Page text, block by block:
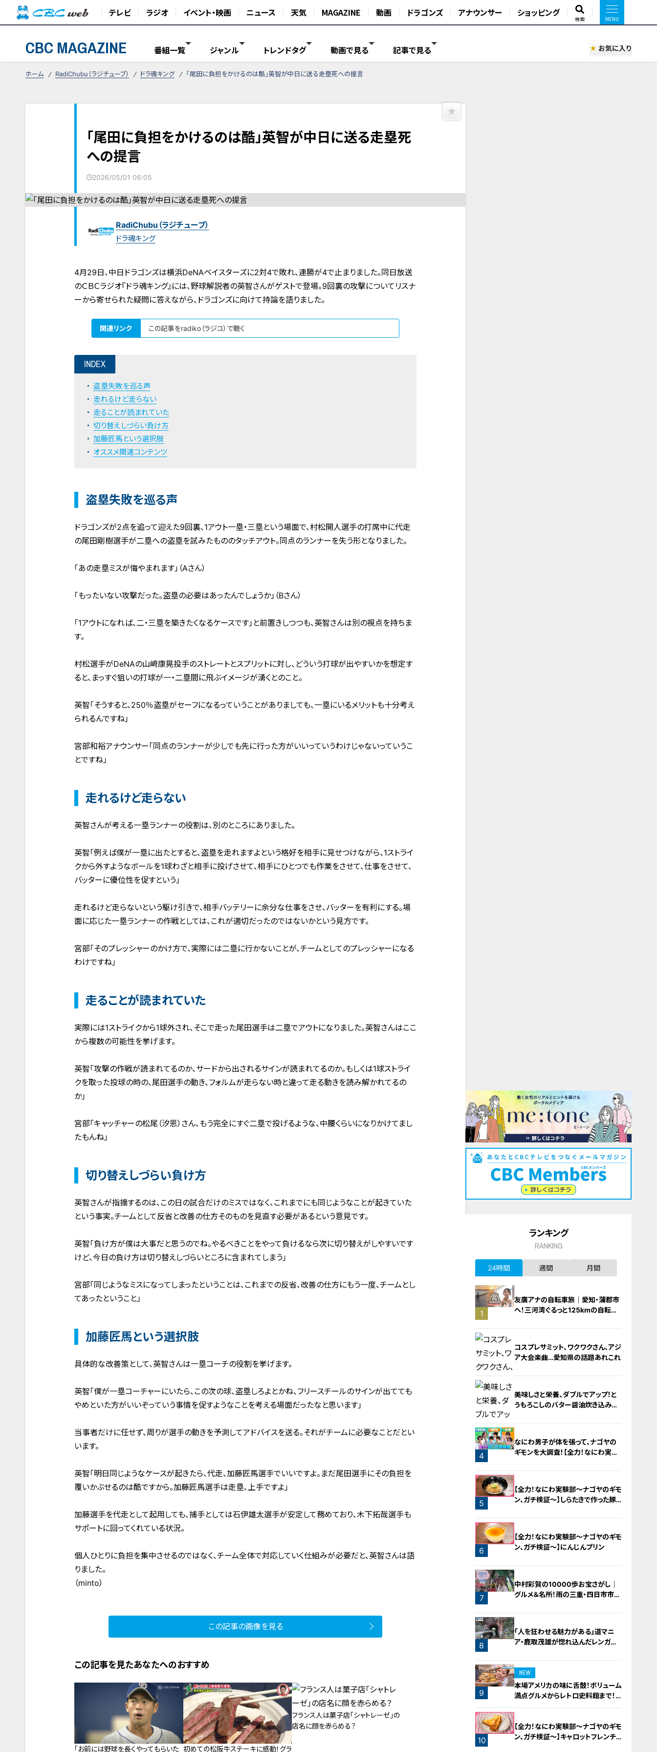
テレビ ラジオ イベント・映画 ニュース 天気 MAGAZINE 動画 ドラゴンズ アナウンサー ショッピング
検索
CBC MAGAZINE 番組一覧 ジャンル トレンドタグ 動画で見る 記事で見る お気に入り
ホーム RadiChubu（ラジチューブ） ドラ魂キング 「尾田に負担をかけるのは酷」英智が中日に送る走塁死への提言
「尾田に負担をかけるのは酷」英智が中日に送る走塁死
への提言
2026/05/01 06:05
RadiChubu（ラジチューブ）
ドラ魂キング
4月29日、中日ドラゴンズは横浜DeNAベイスターズに2対4で敗れ、連勝が4で止まりました。同日放送
のＣＢＣラジオ『ドラ魂キング』には、野球解説者の英智さんがゲストで登場。9回裏の攻撃についてリスナ
ーから寄せられた疑問に答えながら、ドラゴンズに向けて持論を語りました。
関連リンク この記事をradiko（ラジコ）で聴く
INDEX
盗塁失敗を巡る声
走れるけど走らない
走ることが読まれていた
切り替えしづらい負け方
加藤匠馬という選択肢
オススメ関連コンテンツ
盗塁失敗を巡る声
ドラゴンズが2点を追って迎えた9回裏、1アウト一塁・三塁という場面で、村松開人選手の打席中に代走
の尾田剛樹選手が二塁への盗塁を試みたもののタッチアウト。同点のランナーを失う形となりました。
「あの走塁ミスが悔やまれます」（Aさん）
「もったいない攻撃だった。盗塁の必要はあったんでしょうか」（Bさん）
「1アウトになれば、二・三塁を築きたくなるケースです」と前置きしつつも、英智さんは別の視点を持ちま
す。
村松選手がDeNAの山﨑康晃投手のストレートとスプリットに対し、どういう打球が出やすいかを想定す
ると、まっすぐ狙いの打球が一・二塁間に飛ぶイメージが湧くとのこと。
英智「そうすると、250％盗塁がセーフになるっていうことがありましても、一塁にいるメリットも十分考え
られるんですね」
宮部和裕アナウンサー「同点のランナーが少しでも先に行った方がいいっていうわけじゃないっていうこ
とですね」
走れるけど走らない
英智さんが考える一塁ランナーの役割は、別のところにありました。
英智「例えば僕が一塁に出たとすると、盗塁を走れますよという格好を相手に見せつけながら、1ストライ
クから外すようなボールを1球わざと相手に投げさせて、相手にひとつでも作業をさせて、仕事をさせて、
バッターに優位性を促すという」
走れるけど走らないという駆け引きで、相手バッテリーに余分な仕事をさせ、バッターを有利にする。場
面に応じた一塁ランナーの作戦としては、これが適切だったのではないかという見方です。
宮部「そのプレッシャーのかけ方で、実際には二塁に行かないことが、チームとしてのプレッシャーになる
わけですね」
走ることが読まれていた
実際には1ストライクから1球外され、そこで走った尾田選手は二塁でアウトになりました。英智さんはここ
から複数の可能性を挙げます。
英智「攻撃の作戦が読まれてるのか、サードから出されるサインが読まれてるのか。もしくは1球ストライ
クを取った投球の時の、尾田選手の動き、フォルムが走らない時と違って走る動きを読み解かれてるの
か」
宮部「キャッチャーの松尾（汐恩）さん、もう完全にすぐ二塁で投げるような、中腰くらいになりかけてまし
たもんね」
切り替えしづらい負け方
英智さんが指摘するのは、この日の試合だけのミスではなく、これまでにも同じようなことが起きていた
という事実。チームとして反省と改善の仕方そのものを見直す必要があるという意見です。
英智「負け方が僕は大事だと思うのでね。やるべきことをやって負けるなら次に切り替えがしやすいです
けど、今日の負け方は切り替えしづらいところに含まれてしまう」
宮部「同じようなミスになってしまったということは、これまでの反省、改善の仕方にもう一度、チームとし
てあったということ」
加藤匠馬という選択肢
具体的な改善策として、英智さんは一塁コーチの役割を挙げます。
英智「僕が一塁コーチャーにいたら、この次の球、盗塁しろよとかね、フリースチールのサインが出てても
やめといた方がいいぞっていう事情を促すようなことを考える場面だったなと思います」
当事者だけに任せず、周りが選手の動きを予測してアドバイスを送る。それがチームに必要なことだとい
います。
英智「明日同じようなケースが起きたら、代走、加藤匠馬選手でいいですよ。まだ尾田選手にその負担を
覆いかぶせるのは酷ですから。加藤匠馬選手は走塁、上手ですよ」
加藤選手を代走として起用しても、捕手としては石伊雄太選手が安定して務めており、木下拓哉選手も
サポートに回ってくれている状況。
個人ひとりに負担を集中させるのではなく、チーム全体で対応していく仕組みが必要だと、英智さんは語
りました。
（minto）
この記事の画像を見る
この記事を見たあなたへのおすすめ
「お前には野球を長くやってもらいた 初めての松阪牛ステーキに感動！グラ
フランス人は菓子店「シャトレーゼ」の
店名に顔を赤らめる？
ランキング
RANKING
24時間 週間 月間
1
友廣アナの自転車旅｜愛知・蒲郡市
へ！三河湾ぐるっと125kmの自転車
2
コスプレサミット、ワクワクさん、アジ
ア大会楽曲…愛知県の話題あれこれ
3
美味しさと栄養、ダブルでアップ！と
うもろこしのバター醤油炊き込みご
4
なにわ男子が体を張って、ナゴヤの
ギモンを大調査！【全力！なにわ実験
5
【全力！なにわ実験部～ナゴヤのギモ
ン、ガチ検証～】しらたきで作った豚
6
【全力！なにわ実験部～ナゴヤのギモ
ン、ガチ検証～】にんじんプリン
7
中村彩賀の10000歩お宝さがし｜
グルメ＆名所！雨の三重・四日市市で
8
「人を狂わせる魅力がある」道マニ
ア・鹿取茂雄が惚れ込んだレンガの
9
NEW
本場アメリカの味に舌鼓！ボリューム
満点グルメからレトロ史料館まで！
愛知・東海市の感動スポット3選
10
【全力！なにわ実験部～ナゴヤのギモ
ン、ガチ検証～】キャロットフレンチ